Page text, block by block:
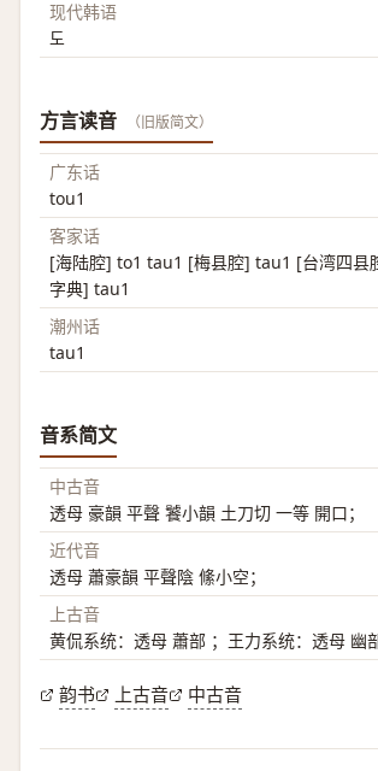
现代韩语
도
方言读音 （旧版简文）
广东话
tou1
客家话
[海陆腔] to1 tau1 [梅县腔] tau1 [台湾四县
字典] tau1
潮州话
tau1
音系简文
中古音
透母 豪韻 平聲 饕小韻 土刀切 一等 開口；
近代音
透母 蕭豪韻 平聲陰 絛小空；
上古音
黄侃系统：透母 蕭部 ；王力系统：透母 幽部
韵书 上古音 中古音